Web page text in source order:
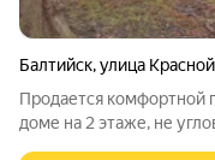
Балтийск,улица
Продается комфортной
доме на 2 этаже, не